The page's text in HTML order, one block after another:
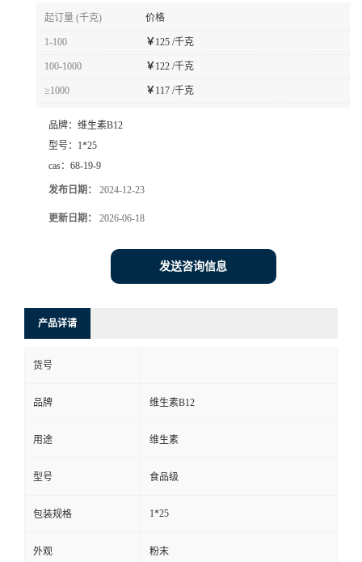
起订量 (千克) 价格
1-100 ￥ 125 /千克
100-1000 ￥ 122 /千克
≥1000 ￥ 117 /千克
品牌： 维生素B12
型号： 1*25
cas： 68-19-9
发布日期： 2024-12-23
更新日期： 2026-06-18
发送咨询信息
产品详请
货号
品牌 维生素B12
用途 维生素
型号 食品级
包装规格 1*25
外观 粉末